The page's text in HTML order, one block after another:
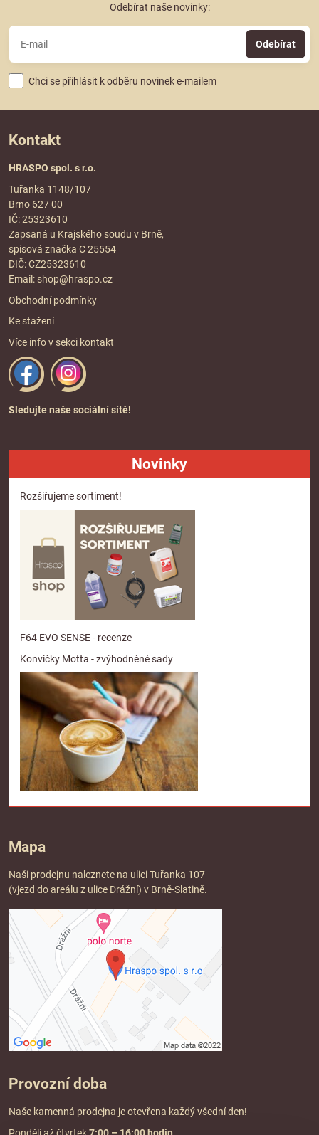
Odebírat naše novinky:
Odebírat
Chci se přihlásit k odběru novinek e-mailem
Kontakt
HRASPO spol. s r.o.
Tuřanka 1148/107
Brno 627 00
IČ: 25323610
Zapsaná u Krajského soudu v Brně,
spisová značka C 25554
DIČ: CZ25323610
Email: shop@hraspo.cz
Obchodní podmínky
Ke stažení
Více info v sekci kontakt
Sledujte naše sociální sítě!
Novinky
Rozšiřujeme sortiment!
F64 EVO SENSE - recenze
Konvičky Motta - zvýhodněné sady
Mapa
Naši prodejnu naleznete na ulici Tuřanka 107
(vjezd do areálu z ulice Drážní) v Brně-Slatině.
Provozní doba
Naše kamenná prodejna je otevřena každý všední den!